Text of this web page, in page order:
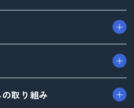
厚生
取り組み